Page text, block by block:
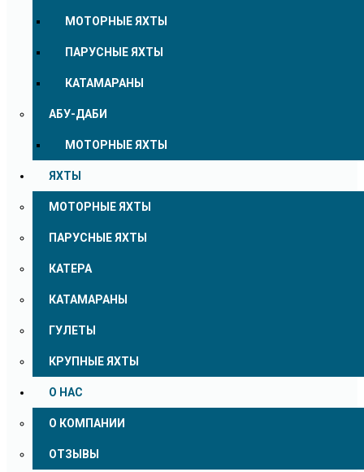
МОТОРНЫЕ ЯХТЫ
ПАРУСНЫЕ ЯХТЫ
КАТАМАРАНЫ
АБУ-ДАБИ
МОТОРНЫЕ ЯХТЫ
ЯХТЫ
МОТОРНЫЕ ЯХТЫ
ПАРУСНЫЕ ЯХТЫ
КАТЕРА
КАТАМАРАНЫ
ГУЛЕТЫ
КРУПНЫЕ ЯХТЫ
О НАС
О КОМПАНИИ
ОТЗЫВЫ